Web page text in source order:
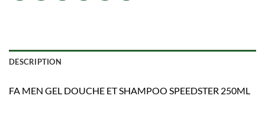
DESCRIPTION
FA MEN GEL DOUCHE ET SHAMPOO SPEEDSTER 250ML